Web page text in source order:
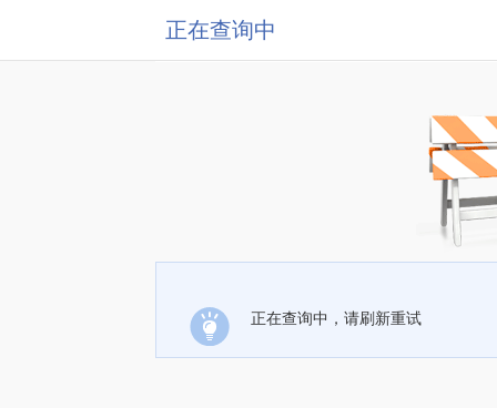
正在查询中
正在查询中，请刷新重试